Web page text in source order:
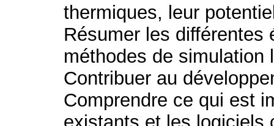
thermiques, leur
Résumer les différentes
méthodes de simulation
Contribuer au
Comprendre ce qui est